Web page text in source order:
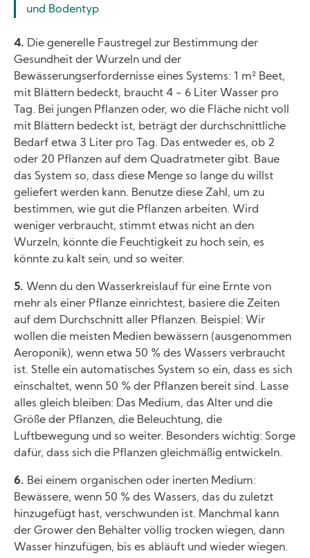
und Bodentyp
4. Die generelle Faustregel zur Bestimmung der
Gesundheit der Wurzeln und der
Bewässerungserfordernisse eines Systems: 1 m² Beet,
mit Blättern bedeckt, braucht 4 - 6 Liter Wasser pro
Tag. Bei jungen Pflanzen oder, wo die Fläche nicht voll
mit Blättern bedeckt ist, beträgt der durchschnittliche
Bedarf etwa 3 Liter pro Tag. Das entweder es, ob 2
oder 20 Pflanzen auf dem Quadratmeter gibt. Baue
das System so, dass diese Menge so lange du willst
geliefert werden kann. Benutze diese Zahl, um zu
bestimmen, wie gut die Pflanzen arbeiten. Wird
weniger verbraucht, stimmt etwas nicht an den
Wurzeln, könnte die Feuchtigkeit zu hoch sein, es
könnte zu kalt sein, und so weiter.
5. Wenn du den Wasserkreislauf für eine Ernte von
mehr als einer Pflanze einrichtest, basiere die Zeiten
auf dem Durchschnitt aller Pflanzen. Beispiel: Wir
wollen die meisten Medien bewässern (ausgenommen
Aeroponik), wenn etwa 50 % des Wassers verbraucht
ist. Stelle ein automatisches System so ein, dass es sich
einschaltet, wenn 50 % der Pflanzen bereit sind. Lasse
alles gleich bleiben: Das Medium, das Alter und die
Größe der Pflanzen, die Beleuchtung, die
Luftbewegung und so weiter. Besonders wichtig: Sorge
dafür, dass sich die Pflanzen gleichmäßig entwickeln.
6. Bei einem organischen oder inerten Medium:
Bewässere, wenn 50 % des Wassers, das du zuletzt
hinzugefügt hast, verschwunden ist. Manchmal kann
der Grower den Behälter völlig trocken wiegen, dann
Wasser hinzufügen, bis es abläuft und wieder wiegen.